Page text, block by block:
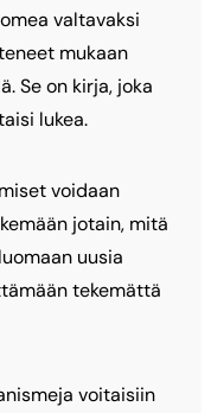
valtavaksi
mukaan
Se on kirja, joka
lukea.
voidaan
jotain, mitä
uusia
tekemättä
voitaisiin